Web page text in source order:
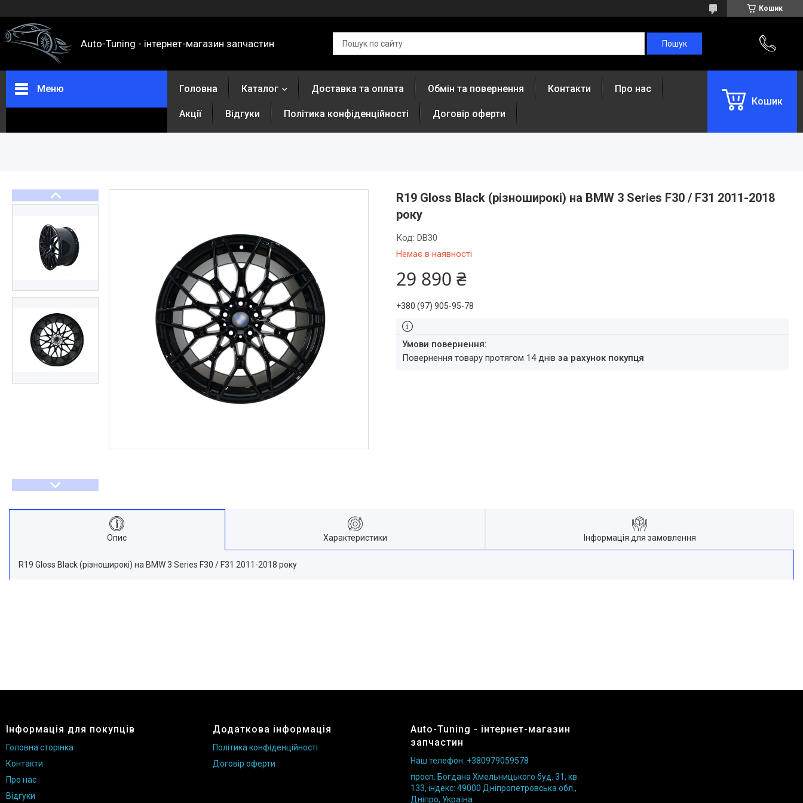
Кошик
Auto-Tuning - інтернет-магазин запчастин
Меню
Повернення та обмін
Відгуки
Акції
Політика конфіденційності
Головна Каталог Доставка та оплата Обмін та повернення Контакти Про нас
Акції Відгуки Політика конфіденційності Договір оферти
Кошик
R19 Gloss Black (різноширокі) на BMW 3 Series F30 / F31 2011-2018
року
Немає в наявності
Код: DB30
29 890 ₴
+380 (97) 905-95-78
повернення товару протягом 14 днів за рахунок покупця
Опис Характеристики Інформація для замовлення
R19 Gloss Black (різноширокі) на BMW 3 Series F30 / F31 2011-2018 року
Інформація для покупців
Головна сторінка
Контакти
Про нас
Відгуки
Додаткова інформація
Політика конфіденційності
Договір оферти
Auto-Tuning - інтернет-магазин
запчастин
Наш телефон: +380979059578
просп. Богдана Хмельницького буд. 31, кв.
133, індекс: 49000 Дніпропетровська обл.,
Дніпро, Україна